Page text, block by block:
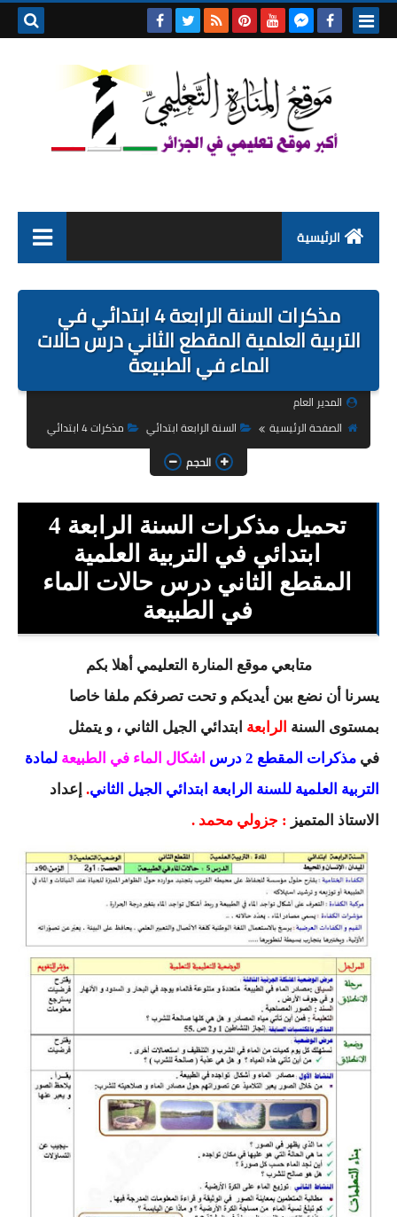
الرئيسية
التربية التحضيرية
السنة الاولى ابتدائي
السنة الثالثة ابتدائي
السنة الخامسة ابتدائي
شهادة التعليم الابتدائي
تزيين القسم
التعليم المتوسط
السنة الاولى متوسط
السنة الثانية متوسط
السنة الثالثة متوسط
شهادة التعليم المتوسط
بنك الفروض و الاختبارات
محفظة الأستاذ
بنك مذكرات الاستاذ
بنك التوزيعات الشهرية
دفاتر استاذ التعليم الابتدائي
المسابقات المهنية
البحوث الجاهزة
مذكرات السنة الرابعة 4 ابتدائي في
التربية العلمية المقطع الثاني درس حالات
الماء في الطبيعة
المدير العام
الصفحة الرئيسية
السنة الرابعة ابتدائي
مذكرات 4 ابتدائي
الحجم
تحميل مذكرات السنة الرابعة 4
ابتدائي في التربية العلمية
المقطع الثاني درس حالات الماء
في الطبيعة
متابعي موقع المنارة التعليمي أهلا بكم
يسرنا أن نضع بين أيديكم و تحت تصرفكم ملفا خاصا
بمستوى السنة الرابعة ابتدائي الجيل الثاني ، و يتمثل
في مذكرات المقطع 2 درس اشكال الماء في الطبيعة لمادة
التربية العلمية للسنة الرابعة ابتدائي الجيل الثاني. إعداد
الاستاذ المتميز : جزولي محمد .